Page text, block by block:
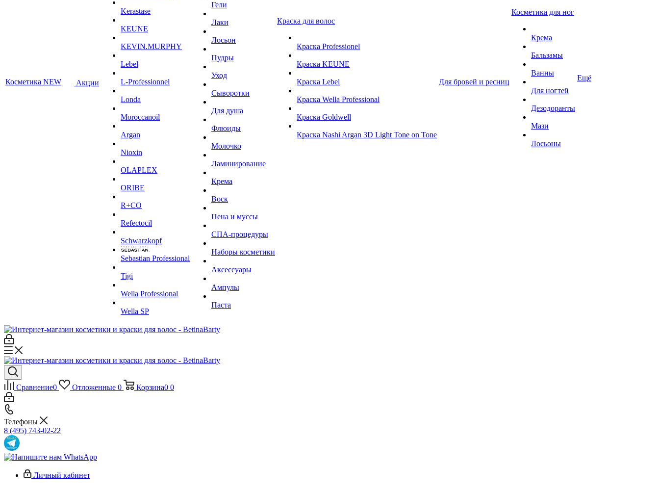
Косметика NEW Акции
Kerastase
KEUNE
KEVIN.MURPHY
Lebel
L-Professionnel
Londa
Moroccanoil
Argan
Niохin
OLAPLEX
ORIBE
R+CO
Refectocil
Schwarzkopf
Sebastian Professional
Tigi
Wella Professional
Wella SP
Гели
Лаки
Лосьон
Пудры
Уход
Сыворотки
Для душа
Флюиды
Молочко
Ламинирование
Крема
Воск
Пена и муссы
СПА-процедуры
Наборы косметики
Аксессуары
Ампулы
Паста
Краска для волос
Краска Professionel
Краска KEUNE
Краска Lebel
Краска Wella Professional
Краска Goldwell
Краска Nashi Argan 3D Light Tone on Tone
Для бровей и ресниц
Косметика для ног
Крема
Бальзамы
Ванны
Для ногтей
Дезодоранты
Мази
Лосьоны
Ещё
Сравнение0 Отложенные 0 Корзина0 0
Телефоны
8 (495) 743-02-22
Личный кабинет